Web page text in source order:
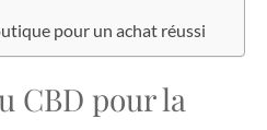
pour un achat réussi
CBD pour la